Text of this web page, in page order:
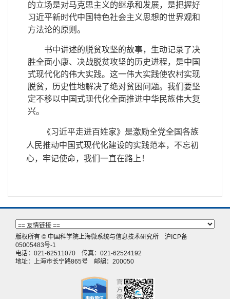
的立场是对马克思主义的继承和发展，是把握好
习近平新时代中国特色社会主义思想的世界观和
方法论的原则。
书中讲述的脱贫攻坚的故事，生动记录了决
胜全面小康、决战脱贫攻坚的历史进程，是中国
式现代化的伟大实践。这一伟大实践使农村实现
脱贫，历史性地解决了绝对贫困问题。我们要坚
定不移以中国式现代化全面推进中华民族伟大复
兴。
《习近平走进百姓家》是激励全党全国各族
人民推动中国式现代化建设的实践范本，不忘初
心，牢记使命，我们一直在路上！
版权所有 © 中国科学院上海微系统与信息技术研究所 沪ICP备
05005483号-1
电话：021-62511070 传真：021-62524192
地址：上海市长宁路865号 邮编：200050